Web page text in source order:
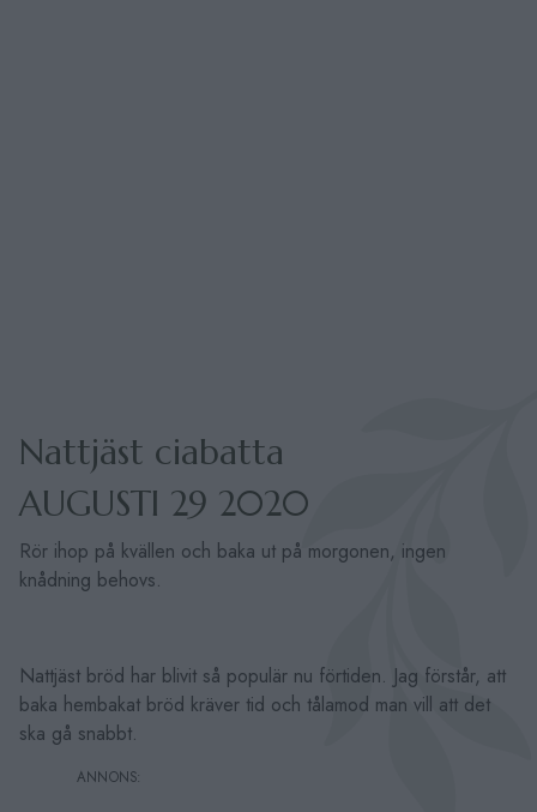
Nattjäst ciabatta
AUGUSTI 29 2020
Rör ihop på kvällen och baka ut på morgonen, ingen
knådning behovs.
Nattjäst bröd har blivit så populär nu förtiden. Jag förstår, att
baka hembakat bröd kräver tid och tålamod man vill att det
ska gå snabbt.